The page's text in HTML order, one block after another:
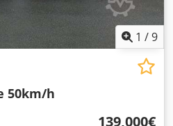
1 /9
50km/h
‏139,000 ‏€